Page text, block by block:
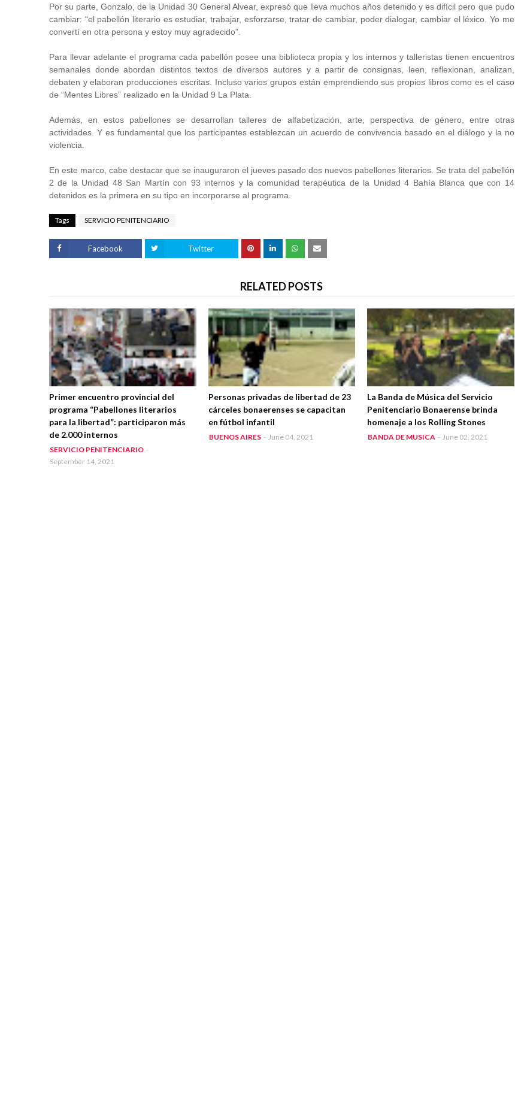
Por su parte, Gonzalo, de la Unidad 30 General Alvear, expresó que lleva muchos años detenido y es difícil pero que pudo
cambiar: “el pabellón literario es estudiar, trabajar, esforzarse, tratar de cambiar, poder dialogar, cambiar el léxico. Yo me
convertí en otra persona y estoy muy agradecido”.
Para llevar adelante el programa cada pabellón posee una biblioteca propia y los internos y talleristas tienen encuentros
semanales donde abordan distintos textos de diversos autores y a partir de consignas, leen, reflexionan, analizan,
debaten y elaboran producciones escritas. Incluso varios grupos están emprendiendo sus propios libros como es el caso
de “Mentes Libres” realizado en la Unidad 9 La Plata.
Además, en estos pabellones se desarrollan talleres de alfabetización, arte, perspectiva de género, entre otras
actividades. Y es fundamental que los participantes establezcan un acuerdo de convivencia basado en el diálogo y la no
violencia.
En este marco, cabe destacar que se inauguraron el jueves pasado dos nuevos pabellones literarios. Se trata del pabellón
2 de la Unidad 48 San Martín con 93 internos y la comunidad terapéutica de la Unidad 4 Bahía Blanca que con 14
detenidos es la primera en su tipo en incorporarse al programa.
Tags SERVICIO PENITENCIARIO
Facebook Twitter
RELATED POSTS
Primer encuentro provincial del
programa “Pabellones literarios
para la libertad”: participaron más
de 2.000 internos
SERVICIO PENITENCIARIO -
September 14, 2021
Personas privadas de libertad de 23
cárceles bonaerenses se capacitan
en fútbol infantil
BUENOS AIRES - June 04, 2021
La Banda de Música del Servicio
Penitenciario Bonaerense brinda
homenaje a los Rolling Stones
BANDA DE MUSICA - June 02, 2021